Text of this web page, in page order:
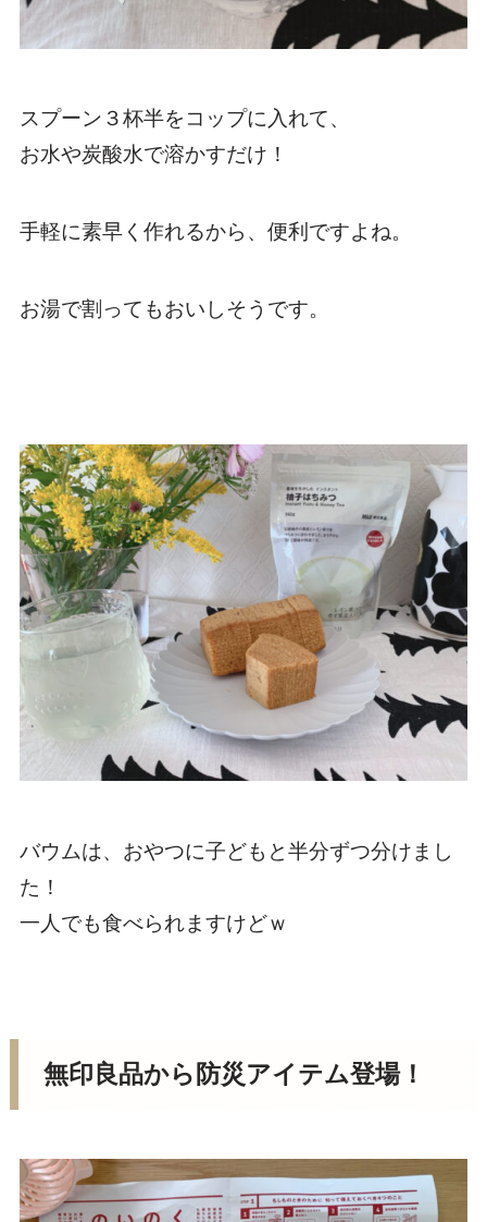
スプーン３杯半をコップに入れて、
お水や炭酸水で溶かすだけ！
手軽に素早く作れるから、便利ですよね。
お湯で割ってもおいしそうです。
バウムは、おやつに子どもと半分ずつ分けまし
た！
一人でも食べられますけどｗ
無印良品から防災アイテム登場！